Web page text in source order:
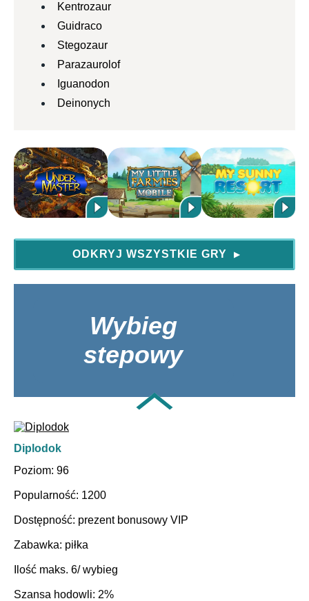
Kentrozaur
Guidraco
Stegozaur
Parazaurolof
Iguanodon
Deinonych
ODKRYJ WSZYSTKIE GRY ▶
Wybieg
stepowy
Iguanodon
Poziom: 9
Popularność: 180
Ilość maks. 8/ wybieg Szansa hodowli: 7%
Czas hodowli: 6 h
Zabawka: Parcours
Ilość maks. 8/ wybieg
Czas hodowli: 4 h
Diplodok
Poziom: 96
Popularność: 1200
Dostępność: prezent bonusowy VIP
Zabawka: piłka
Ilość maks. 6/ wybieg
Szansa hodowli: 2%